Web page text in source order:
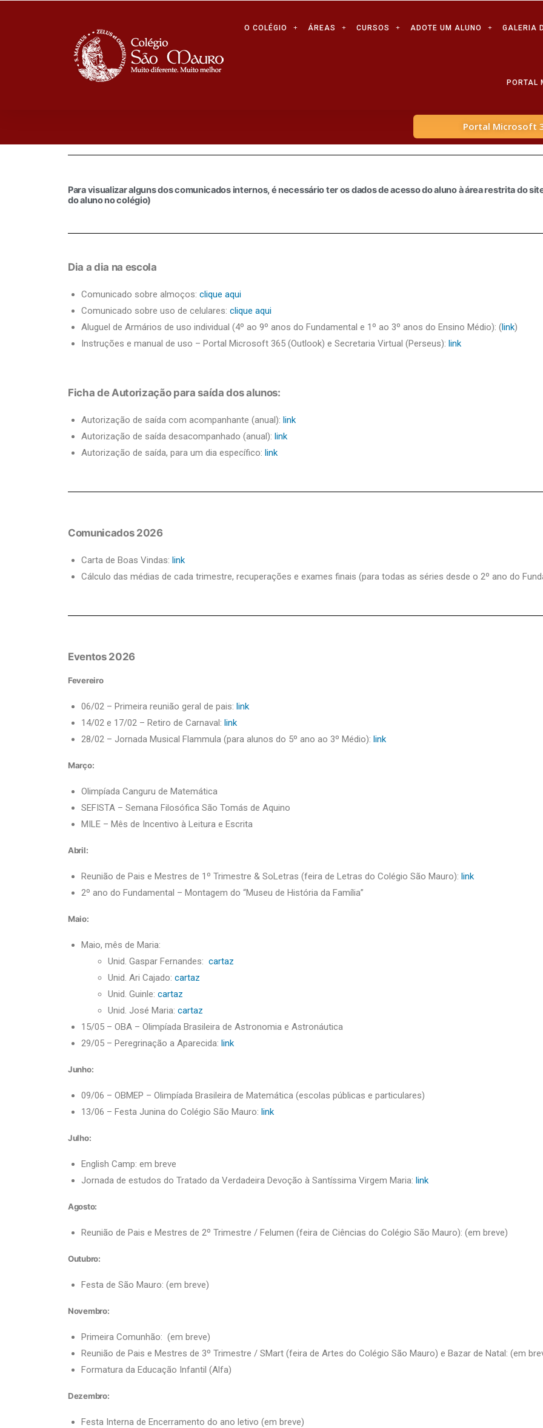
O COLÉGIO ÁREAS CURSOS ADOTE UM ALUNO GALERIA
PORTAL
Portal Microsoft
Para visualizar alguns dos comunicados internos, é necessário ter os dados de acesso do aluno à área restrita do
do aluno no colégio)
Dia a dia na escola
Comunicado sobre almoços: clique aqui
Comunicado sobre uso de celulares: clique aqui
Aluguel de Armários de uso individual (4º ao 9º anos do Fundamental e 1º ao 3º anos do Ensino Médio): (link)
Instruções e manual de uso – Portal Microsoft 365 (Outlook) e Secretaria Virtual (Perseus): link
Ficha de Autorização para saída dos alunos:
Autorização de saída com acompanhante (anual): link
Autorização de saída desacompanhado (anual): link
Autorização de saída, para um dia específico: link
Comunicados 2026
Carta de Boas Vindas: link
Cálculo das médias de cada trimestre, recuperações e exames finais (para todas as séries desde o 2º ano do
Eventos 2026
Fevereiro
06/02 – Primeira reunião geral de pais: link
14/02 e 17/02 – Retiro de Carnaval: link
28/02 – Jornada Musical Flammula (para alunos do 5º ano ao 3º Médio): link
Março:
Olimpíada Canguru de Matemática
SEFISTA – Semana Filosófica São Tomás de Aquino
MILE – Mês de Incentivo à Leitura e Escrita
Abril:
Reunião de Pais e Mestres de 1º Trimestre & SoLetras (feira de Letras do Colégio São Mauro): link
2º ano do Fundamental – Montagem do “Museu de História da Família”
Maio:
Maio, mês de Maria:
Unid. Gaspar Fernandes: cartaz
Unid. Ari Cajado: cartaz
Unid. Guinle: cartaz
Unid. José Maria: cartaz
15/05 – OBA – Olimpíada Brasileira de Astronomia e Astronáutica
29/05 – Peregrinação a Aparecida: link
Junho:
09/06 – OBMEP – Olimpíada Brasileira de Matemática (escolas públicas e particulares)
13/06 – Festa Junina do Colégio São Mauro: link
Julho:
English Camp: em breve
Jornada de estudos do Tratado da Verdadeira Devoção à Santíssima Virgem Maria: link
Agosto:
Reunião de Pais e Mestres de 2º Trimestre / Felumen (feira de Ciências do Colégio São Mauro): (em breve)
Outubro:
Festa de São Mauro: (em breve)
Novembro:
Primeira Comunhão: (em breve)
Reunião de Pais e Mestres de 3º Trimestre / SMart (feira de Artes do Colégio São Mauro) e Bazar de Natal: (em
Formatura da Educação Infantil (Alfa)
Dezembro:
Festa Interna de Encerramento do ano letivo (em breve)